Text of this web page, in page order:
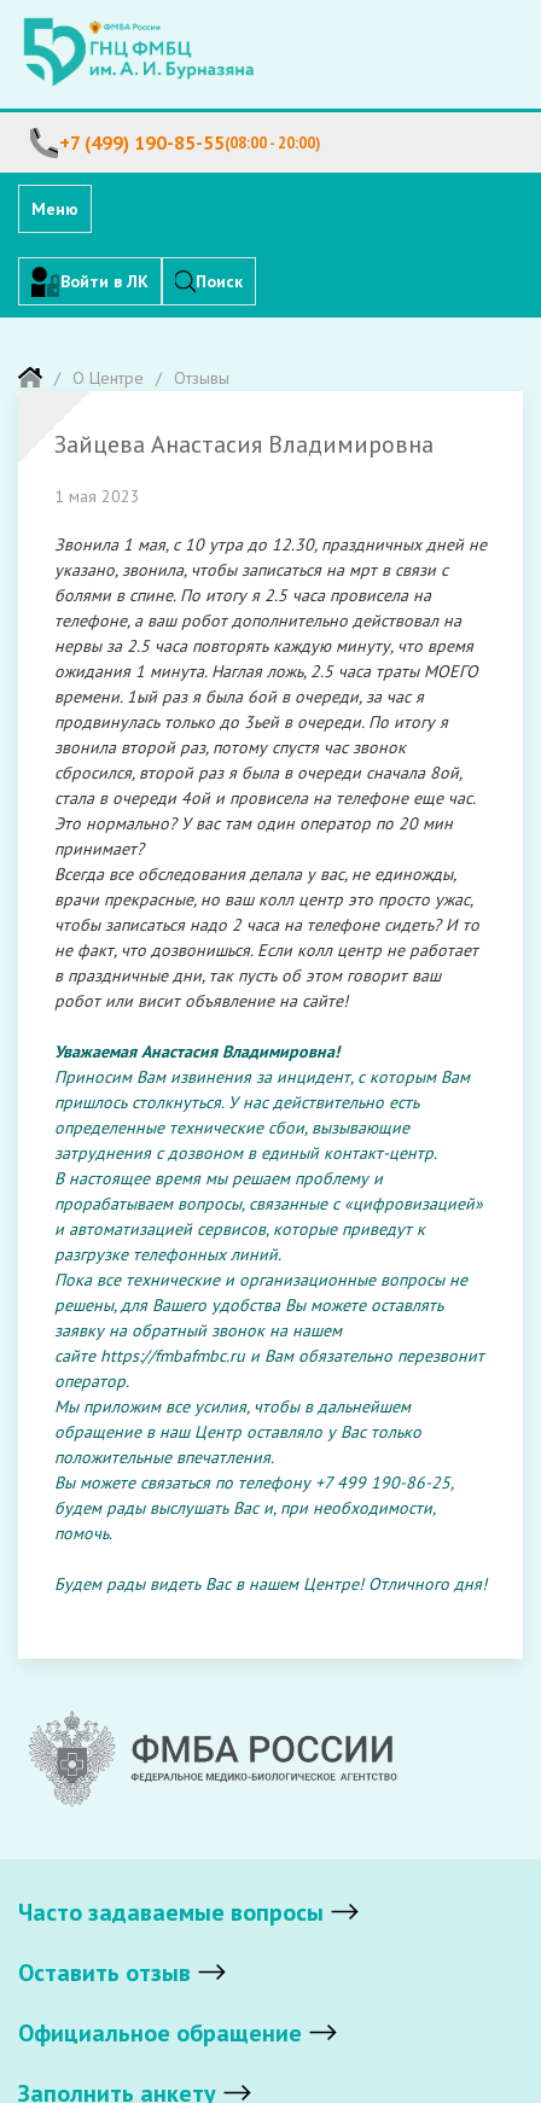
+7 (499) 190-85-55(08:00 - 20:00)
Меню
Войти в ЛК Поиск
О Центре Отзывы
Зайцева Анастасия Владимировна
1 мая 2023
Звонила 1 мая, с 10 утра до 12.30, праздничных дней не
указано, звонила, чтобы записаться на мрт в связи с
болями в спине. По итогу я 2.5 часа провисела на
телефоне, а ваш робот дополнительно действовал на
нервы за 2.5 часа повторять каждую минуту, что время
ожидания 1 минута. Наглая ложь, 2.5 часа траты МОЕГО
времени. 1ый раз я была 6ой в очереди, за час я
продвинулась только до 3ьей в очереди. По итогу я
звонила второй раз, потому спустя час звонок
сбросился, второй раз я была в очереди сначала 8ой,
стала в очереди 4ой и провисела на телефоне еще час.
Это нормально? У вас там один оператор по 20 мин
принимает?
Всегда все обследования делала у вас, не единожды,
врачи прекрасные, но ваш колл центр это просто ужас,
чтобы записаться надо 2 часа на телефоне сидеть? И то
не факт, что дозвонишься. Если колл центр не работает
в праздничные дни, так пусть об этом говорит ваш
робот или висит объявление на сайте!
Уважаемая Анастасия Владимировна!
Приносим Вам извинения за инцидент, с которым Вам
пришлось столкнуться. У нас действительно есть
определенные технические сбои, вызывающие
затруднения с дозвоном в единый контакт-центр.
В настоящее время мы решаем проблему и
прорабатываем вопросы, связанные с «цифровизацией»
и автоматизацией сервисов, которые приведут к
разгрузке телефонных линий.
Пока все технические и организационные вопросы не
решены, для Вашего удобства Вы можете оставлять
заявку на обратный звонок на нашем
сайте https://fmbafmbc.ruи Вам обязательно перезвонит
оператор.
Мы приложим все усилия, чтобы в дальнейшем
обращение в наш Центр оставляло у Вас только
положительные впечатления.
Вы можете связаться по телефону +7 499 190-86-25,
будем рады выслушать Вас и, при необходимости,
помочь.
Будем рады видеть Вас в нашем Центре! Отличного дня!
Часто задаваемые вопросы
Оставить отзыв
Официальное обращение
Заполнить анкету